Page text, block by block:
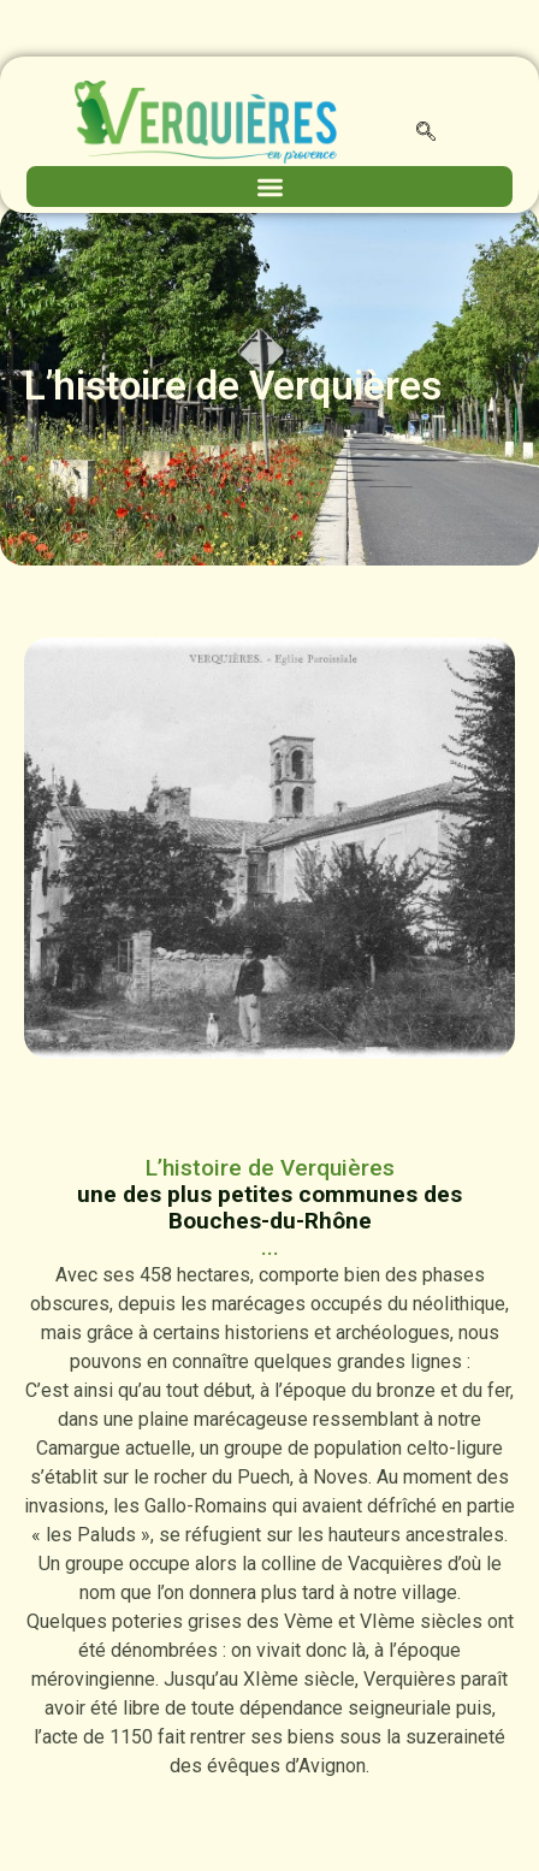
L’histoire de Verquières
L’histoire de Verquières
une des plus petites communes des
Bouches-du-Rhône
...
Avec ses 458 hectares, comporte bien des phases
obscures, depuis les marécages occupés du néolithique,
mais grâce à certains historiens et archéologues, nous
pouvons en connaître quelques grandes lignes :
C’est ainsi qu’au tout début, à l’époque du bronze et du fer,
dans une plaine marécageuse ressemblant à notre
Camargue actuelle, un groupe de population celto-ligure
s’établit sur le rocher du Puech, à Noves. Au moment des
invasions, les Gallo-Romains qui avaient défrîché en partie
« les Paluds », se réfugient sur les hauteurs ancestrales.
Un groupe occupe alors la colline de Vacquières d’où le
nom que l’on donnera plus tard à notre village.
Quelques poteries grises des Vème et VIème siècles ont
été dénombrées : on vivait donc là, à l’époque
mérovingienne. Jusqu’au XIème siècle, Verquières paraît
avoir été libre de toute dépendance seigneuriale puis,
l’acte de 1150 fait rentrer ses biens sous la suzeraineté
des évêques d’Avignon.